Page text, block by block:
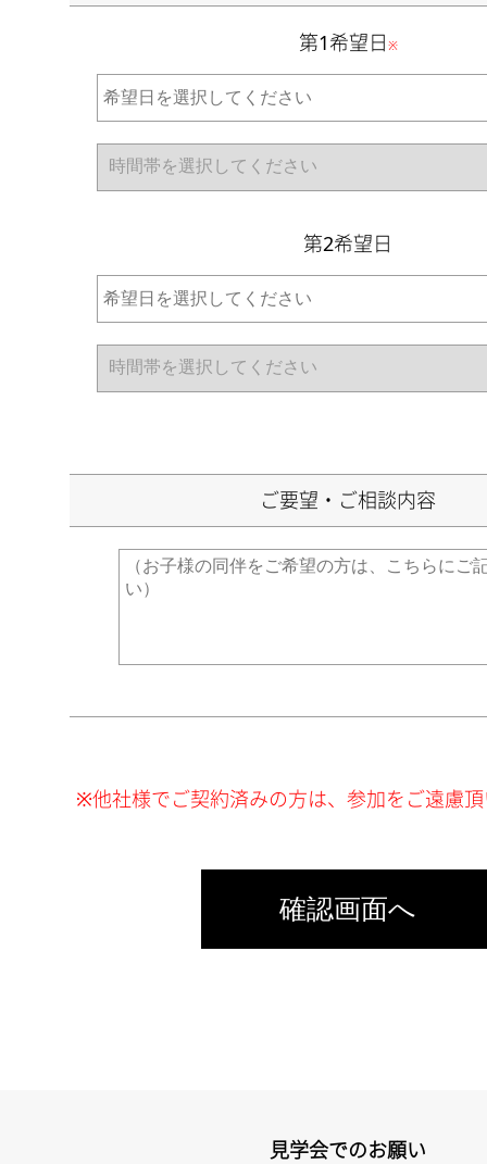
第1希望日 ※
第2希望日
ご要望・ご相談内容
※他社様でご契約済みの方は、参加をご遠慮
見学会でのお願い